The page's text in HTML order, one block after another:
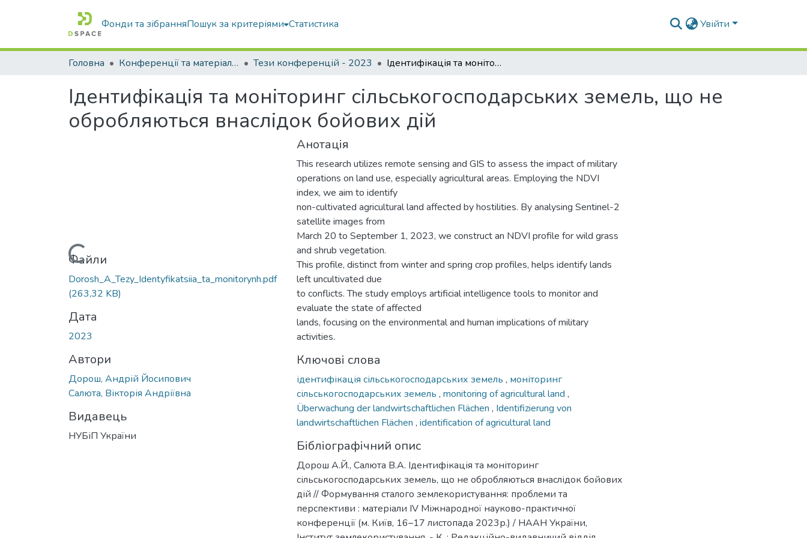
Фонди та зібранняПошук за критеріями Статистика Увійти
Головна Конференції та матеріали конференцій Тези конференцій - 2023 Ідентифікація та моніторинг сільськогосподарських земель, що не обробляються внаслідок бойових дій
Ідентифікація та моніторинг сільськогосподарських земель, що не
обробляються внаслідок бойових дій
Вантажиться...
Файли
Dorosh_A_Tezy_Identyfikatsiia_ta_monitorynh.pdf
(263,32 KB)
Дата
2023
Автори
Дорош, Андрій Йосипович
Салюта, Вікторія Андріївна
Видавець
НУБіП України
Анотація
This research utilizes remote sensing and GIS to assess the impact of military
operations on land use, especially agricultural areas. Employing the NDVI
index, we aim to identify
non-cultivated agricultural land affected by hostilities. By analysing Sentinel-2
satellite images from
March 20 to September 1, 2023, we construct an NDVI profile for wild grass
and shrub vegetation.
This profile, distinct from winter and spring crop profiles, helps identify lands
left uncultivated due
to conflicts. The study employs artificial intelligence tools to monitor and
evaluate the state of affected
lands, focusing on the environmental and human implications of military
activities.
Ключові слова
ідентифікація сільськогосподарських земель , моніторинг
сільськогосподарських земель , monitoring of agricultural land ,
Überwachung der landwirtschaftlichen Flächen , Identifizierung von
landwirtschaftlichen Flächen , identification of agricultural land
Бібліографічний опис
Дорош А.Й., Салюта В.А. Ідентифікація та моніторинг
сільськогосподарських земель, що не обробляються внаслідок бойових
дій // Формування сталого землекористування: проблеми та
перспективи : матеріали ІV Міжнародної науково-практичної
конференції (м. Київ, 16–17 листопада 2023р.) / НААН України,